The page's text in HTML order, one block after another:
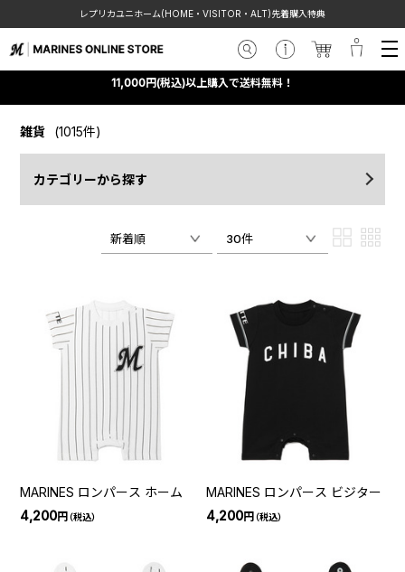
レプリカユニホーム(HOME・VISITOR・ALT)先着購入特典
11,000円(税込)以上購入で送料無料！
雑貨 (1015件)
カテゴリーから探す
新着順 30件
MARINES ロンパース ホーム
4,200円（税込）
MARINES ロンパース ビジター
4,200円（税込）